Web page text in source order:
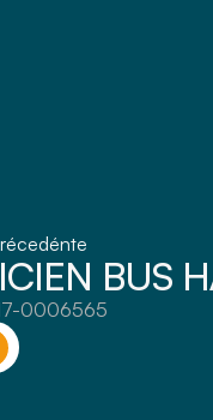
BUS
0006565